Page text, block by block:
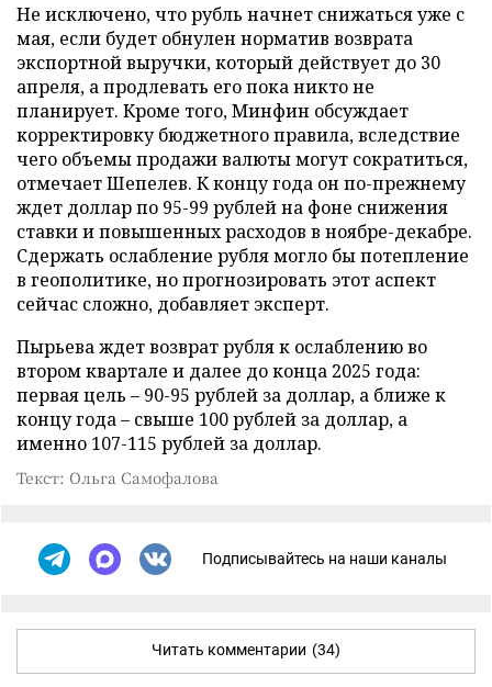
Не исключено, что рубль начнет снижаться уже с
мая, если будет обнулен норматив возврата
экспортной выручки, который действует до 30
апреля, а продлевать его пока никто не
планирует. Кроме того, Минфин обсуждает
корректировку бюджетного правила, вследствие
чего объемы продажи валюты могут сократиться,
отмечает Шепелев. К концу года он по-прежнему
ждет доллар по 95-99 рублей на фоне снижения
ставки и повышенных расходов в ноябре-декабре.
Сдержать ослабление рубля могло бы потепление
в геополитике, но прогнозировать этот аспект
сейчас сложно, добавляет эксперт.
Пырьева ждет возврат рубля к ослаблению во
втором квартале и далее до конца 2025 года:
первая цель – 90-95 рублей за доллар, а ближе к
концу года – свыше 100 рублей за доллар, а
именно 107-115 рублей за доллар.
Текст: Ольга Самофалова
Подписывайтесь на наши каналы
Читать комментарии (34)